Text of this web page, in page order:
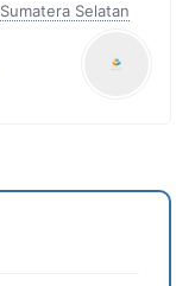
Sumatera Selatan